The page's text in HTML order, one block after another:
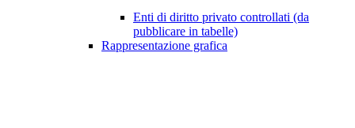
Enti di diritto privato controllati (da
pubblicare in tabelle)
Rappresentazione grafica